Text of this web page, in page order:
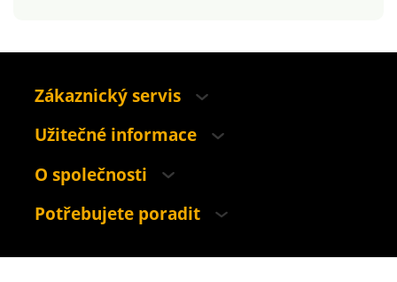
Zákaznický servis
Užitečné informace
O společnosti
Potřebujete poradit